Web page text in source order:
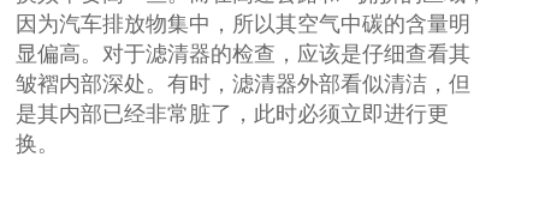
因为汽车排放物集中，所以其空气中碳的含量明
显偏高。对于滤清器的检查，应该是仔细查看其
皱褶内部深处。有时，滤清器外部看似清洁，但
是其内部已经非常脏了，此时必须立即进行更
换。